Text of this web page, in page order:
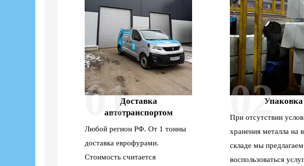
01Доставка
автотранспортом
Любой регион РФ. От 1 тонны
доставка еврофурами.
Стоимость считается
02Упаковка
При отсутствии
хранения металла на
складе мы предлагаем
воспользоваться